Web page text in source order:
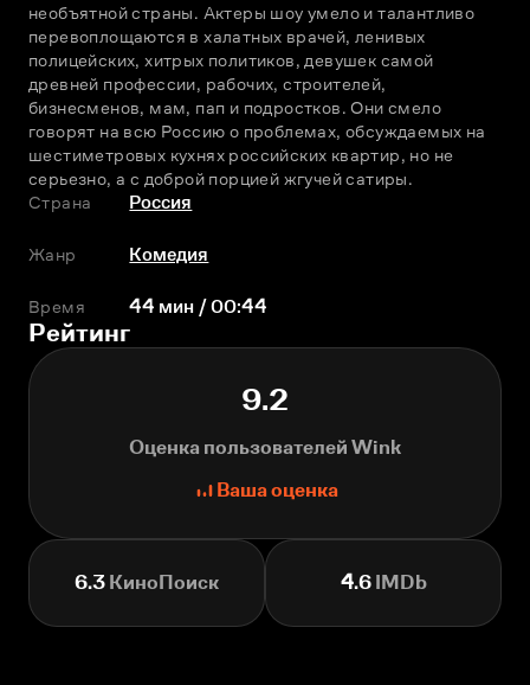
необъятной страны. Актеры шоу умело и талантливо
перевоплощаются в халатных врачей, ленивых
полицейских, хитрых политиков, девушек самой
древней профессии, рабочих, строителей,
бизнесменов, мам, пап и подростков. Они смело
говорят на всю Россию о проблемах, обсуждаемых на
шестиметровых кухнях российских квартир, но не
серьезно, а с доброй порцией жгучей сатиры.
Страна
Россия
Жанр Комедия
Время 44 мин / 00:44
Рейтинг
9.2
Оценка пользователей Wink
Ваша оценка
6.3 КиноПоиск 4.6IMDb